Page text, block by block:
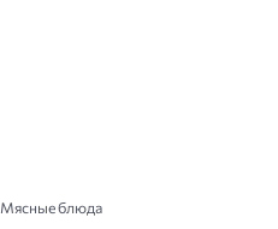
Мясные блюда